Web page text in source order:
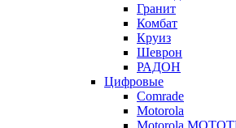
Гранит
Комбат
Круиз
Шеврон
РАДОН
Цифровые
Comrade
Motorola
Motorola